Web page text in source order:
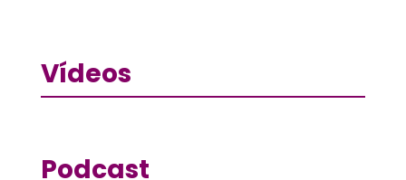
Vídeos
Podcast